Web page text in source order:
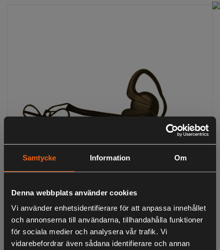
Samtycke Information Om
Denna webbplats använder cookies
Vi använder enhetsidentifierare för att anpassa innehållet
och annonserna till användarna, tillhandahålla funktioner
för sociala medier och analysera vår trafik. Vi
vidarebefordrar även sådana identifierare och annan
Zodiac Öronmussla Helbygel till Flex Headset
179:-